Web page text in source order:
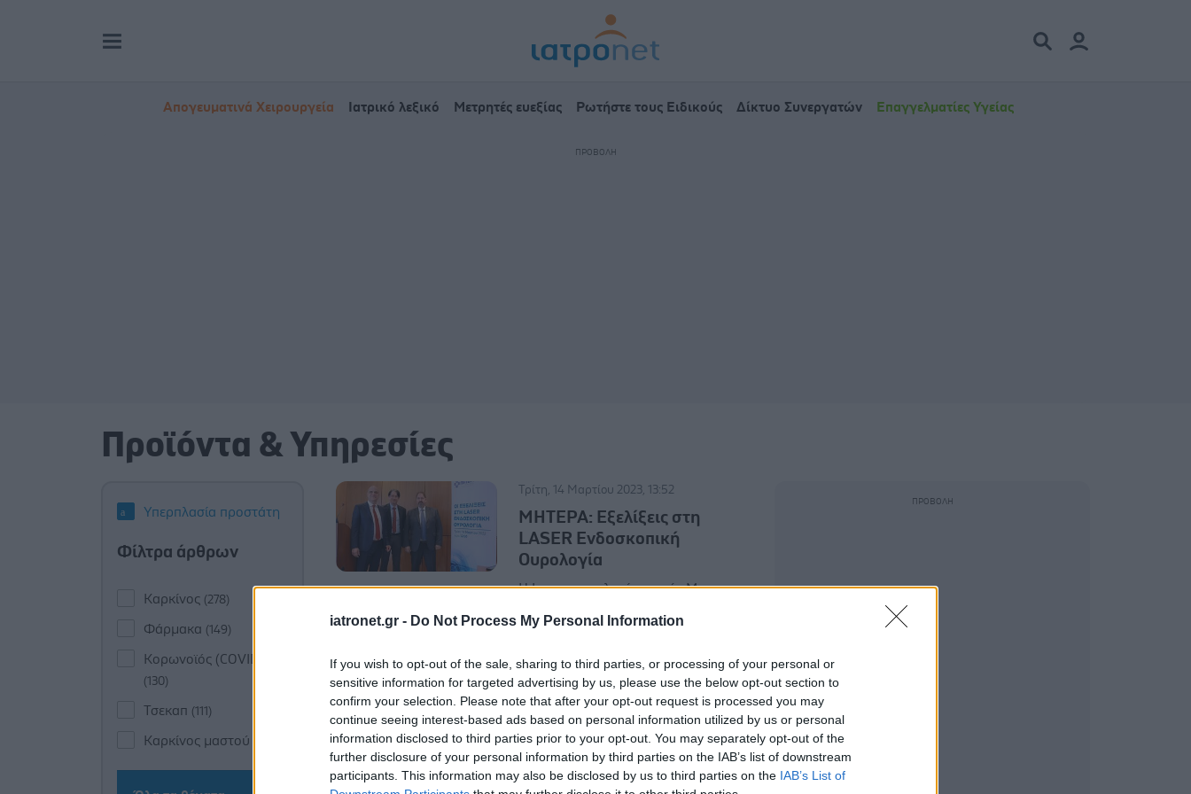
iatronet.gr - Do Not Process My Personal Information
If you wish to opt-out of the sale, sharing to third parties, or processing of your personal or
sensitive information for targeted advertising by us, please use the below opt-out section to
confirm your selection. Please note that after your opt-out request is processed you may
continue seeing interest-based ads based on personal information utilized by us or personal
information disclosed to third parties prior to your opt-out. You may separately opt-out of the
further disclosure of your personal information by third parties on the IAB’s list of downstream
participants. This information may also be disclosed by us to third parties on the IAB’s List of
Απογευματινά Χειρουργεία Ιατρικό λεξικό Μετρητές ευεξίας Ρωτήστε τους Ειδικούς Δίκτυο Συνεργατών Επαγγελματίες Υγείας
Προϊόντα & Υπηρεσίες
Υπερπλασία προστάτη
Φίλτρα άρθρων
Καρκίνος (278)
Φάρμακα (149)
Κορωνοϊός (COVID-19)
(130)
Τσεκαπ (111)
Καρκίνος μαστού
Τρίτη, 14 Μαρτίου 2023, 13:52
ΜΗΤΕΡΑ: Εξελίξεις στη
LASER Ενδοσκοπική
Ουρολογία
Η Laser τεχνολογία αιχμής Moses, για
οριστικό τέλος στο πρόβλημα της
προστάτη και της λιθίασης των
νεφρών.
Τετάρτη, 01 Φεβρουαρίου 2023, 13:57
Η Lavipharm ενισχύει